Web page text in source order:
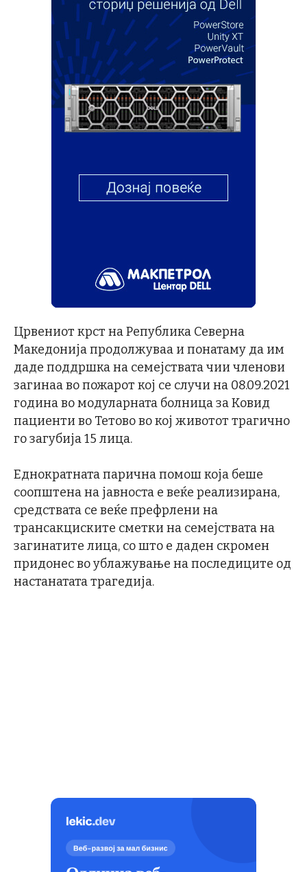
Црвениот крст на Република Северна
Македонија продолжуваа и понатаму да им
даде поддршка на семејствата чии членови
загинаа во пожарот кој се случи на 08.09.2021
година во модуларната болница за Ковид
пациенти во Тетово во кој животот трагично
го загубија 15 лица.
Еднократната парична помош која беше
соопштена на јавноста е веќе реализирана,
средствата се веќе префрлени на
трансакциските сметки на семејствата на
загинатите лица, со што е даден скромен
придонес во ублажување на последиците од
настанатата трагедија.